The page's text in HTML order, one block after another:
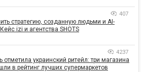
407
стратегию, созданную людьми и AI-
izi и агентства SHOTS
4237
отметила украинский ритейл: три магазина
в рейтинг лучших супермаркетов